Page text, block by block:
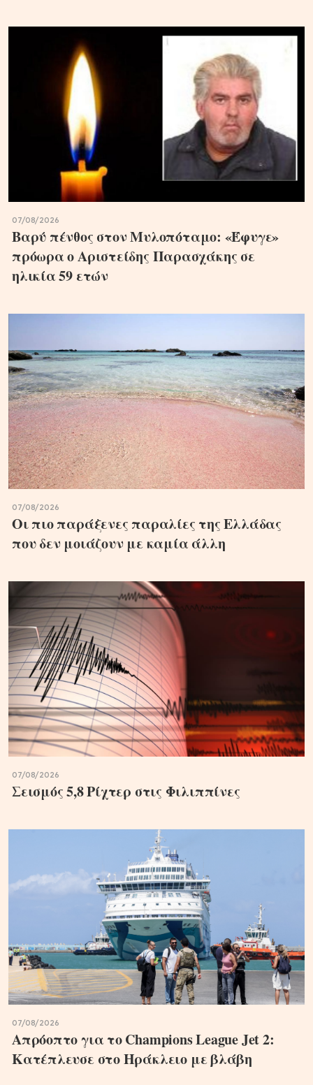
07/08/2026
Βαρύ πένθος στον Μυλοπόταμο: «Έφυγε»
πρόωρα ο Αριστείδης Παρασχάκης σε
ηλικία 59 ετών
07/08/2026
Οι πιο παράξενες παραλίες της Ελλάδας
που δεν μοιάζουν με καμία άλλη
07/08/2026
Σεισμός 5,8 Ρίχτερ στις Φιλιππίνες
07/08/2026
Απρόοπτο για το Champions League Jet 2:
Κατέπλευσε στο Ηράκλειο με βλάβη